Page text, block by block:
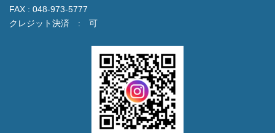
FAX : 048-973-5777
クレジット決済 : 可